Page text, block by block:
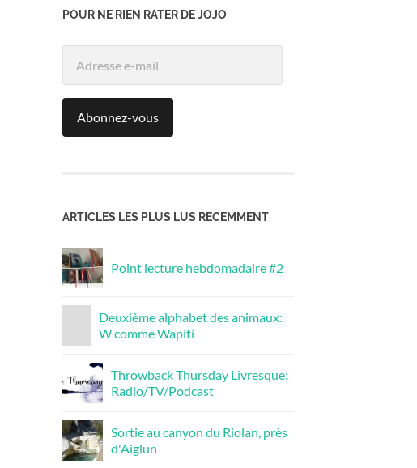
POUR NE RIEN RATER DE JOJO
Abonnez-vous
ARTICLES LES PLUS LUS RECEMMENT
Point lecture hebdomadaire #2
Deuxième alphabet des animaux:
W comme Wapiti
Throwback Thursday Livresque:
Radio/TV/Podcast
Sortie au canyon du Riolan, près
d'Aiglun